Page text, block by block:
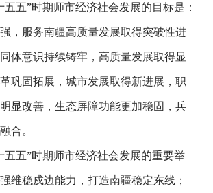
五五”时期师市经济社会发展的目标是：
，服务南疆高质量发展取得突破性进
体意识持续铸牢，高质量发展取得显
巩固拓展，城市发展取得新进展，职
显改善，生态屏障功能更加稳固，兵
合。
五五”时期师市经济社会发展的重要举
维稳戍边能力，打造南疆稳定东线；